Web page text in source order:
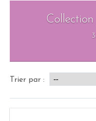
Collection
Trier par :